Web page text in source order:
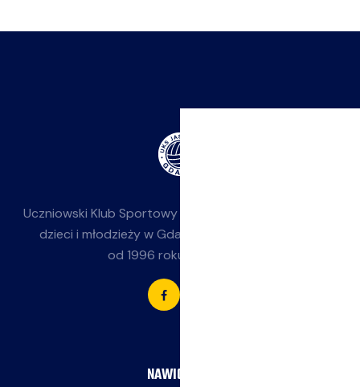
Uczniowski Klub Sportowy
dzieci i młodzieży w Gdańsku-Jasieniu. Działamy
od 1996 roku przy SP 85.
NAWIGACJA